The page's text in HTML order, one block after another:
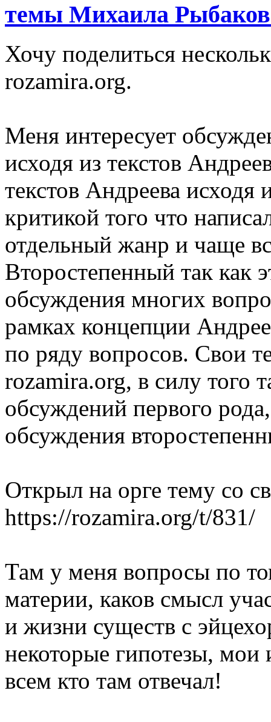
темы Михаила
Хочу поделиться
rozamira.org.
Меня интересует
исходя из текстов
текстов Андреева исходя
критикой того что
отдельный жанр и чаще
Второстепенный так как
обсуждения многих
рамках концепции
по ряду вопросов. Свои
rozamira.org, в силу того
обсуждений первого
обсуждения
Открыл на орге тему со
https://rozamira.org/t/831/
Там у меня вопросы по
материи, каков смысл
и жизни существ с
некоторые гипотезы, мои
всем кто там отвечал!